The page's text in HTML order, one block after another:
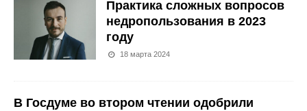
Практика сложных вопросов
недропользования в 2023
году
18 марта 2024
В Госдуме во втором чтении одобрили